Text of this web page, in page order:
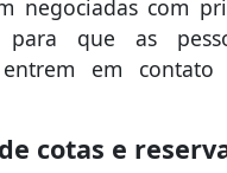
negociadas com
para que as
em contato
cotas e